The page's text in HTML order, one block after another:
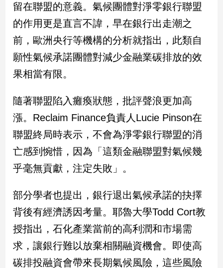
留在聯盟的意義。氣候團體對淨零銀行聯盟
的作用更是直言不諱，早在銀行出走潮之
前，歐洲央行等機構的分析就指出，此類自
願性氣候承諾團體對減少金融業碳排放的效
果相當有限。
隨著聯盟陷入癱瘓狀態，批評聲浪更加高
漲。Reclaim Finance負責人Lucie Pinson在
聯盟終局時表示，不會為淨零銀行聯盟的消
亡感到惋惜，因為「這類金融聯盟對氣候幾
乎毫無貢獻，注定失敗」。
部分學者也提出，銀行退出氣候承諾的抉擇
背後有經濟誘因考量。耶魯大學Todd Cort教
授指出，石化產業當前的高利潤和市場需
求，讓銀行難以放棄相關融資機會。即使高
碳排投融資會帶來長期氣候風險，這些風險